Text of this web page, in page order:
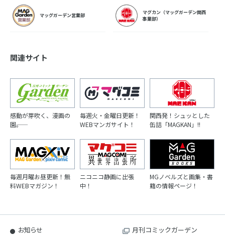
マッグガーデン営業部
マグカン（マッグガーデン関西
事業部）
関連サイト
感動が芽吹く、漫画の
園――。
毎週火・金曜日更新！
WEBマンガサイト！
関西発！シュッとした
缶詰「MAGKAN」!!
毎週月曜お昼更新！無
料WEBマガジン！
ニコニコ静画に出張
中！
MGノベルズと画集・書
籍の情報ページ！
お知らせ
月刊コミックガーデン